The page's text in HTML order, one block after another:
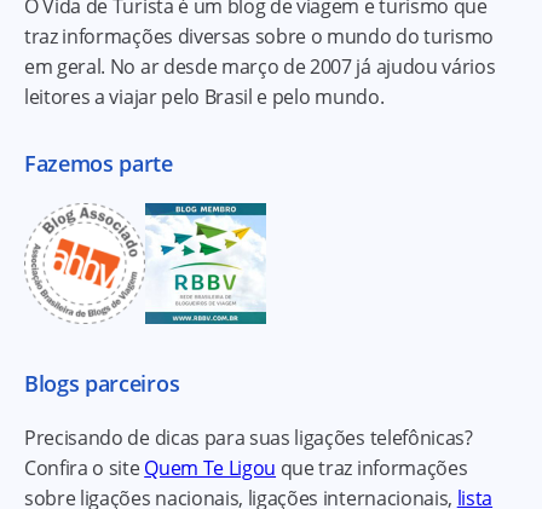
O Vida de Turista é um blog de viagem e turismo que
traz informações diversas sobre o mundo do turismo
em geral. No ar desde março de 2007 já ajudou vários
leitores a viajar pelo Brasil e pelo mundo.
Fazemos parte
Blogs parceiros
Precisando de dicas para suas ligações telefônicas?
Confira o siteQuem Te Ligou que traz informações
sobre ligações nacionais, ligações internacionais, lista